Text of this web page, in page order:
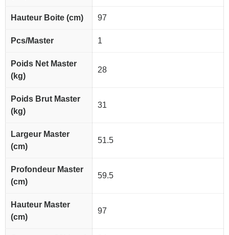
Hauteur Boite (cm) 97
Pcs/Master 1
Poids Net Master
(kg)
28
Poids Brut Master
(kg)
31
Largeur Master
(cm)
51.5
Profondeur Master
(cm)
59.5
Hauteur Master
(cm)
97